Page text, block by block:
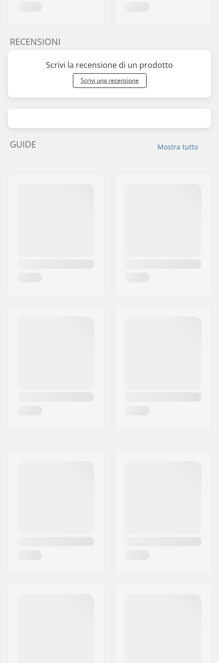
RECENSIONI
Scrivi la recensione di un prodotto
Scrivi una recensione
Mostra tutto
GUIDE